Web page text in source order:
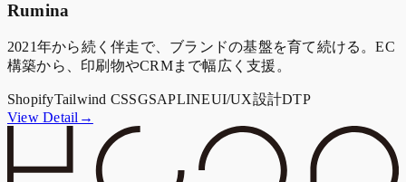
Rumina
2021年から続く伴走で、ブランドの基盤を育て続ける。EC
構築から、印刷物やCRMまで幅広く支援。
ShopifyTailwind CSSGSAPLINEUI/UX設計DTP
View Detail→